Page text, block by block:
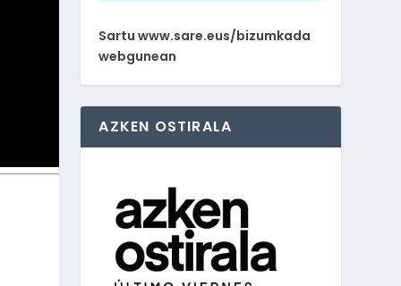
Sartu www.sare.eus/bizumkada
webgunean
AZKEN OSTIRALA